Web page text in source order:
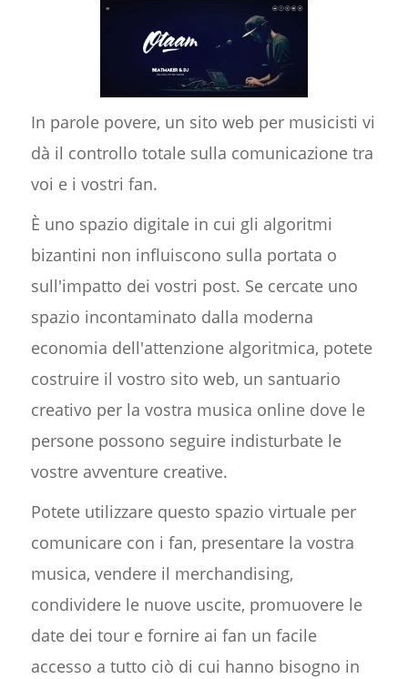
In parole povere, un sito web per musicisti vi
dà il controllo totale sulla comunicazione tra
voi e i vostri fan.
È uno spazio digitale in cui gli algoritmi
bizantini non influiscono sulla portata o
sull'impatto dei vostri post. Se cercate uno
spazio incontaminato dalla moderna
economia dell'attenzione algoritmica, potete
costruire il vostro sito web, un santuario
creativo per la vostra musica online dove le
persone possono seguire indisturbate le
vostre avventure creative.
Potete utilizzare questo spazio virtuale per
comunicare con i fan, presentare la vostra
musica, vendere il merchandising,
condividere le nuove uscite, promuovere le
date dei tour e fornire ai fan un facile
accesso a tutto ciò di cui hanno bisogno in